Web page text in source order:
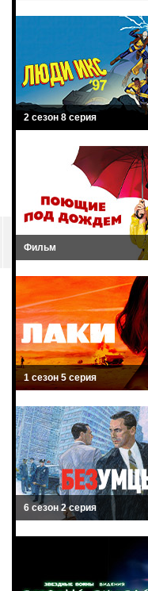
2 сезон 8 серия
Фильм
1 сезон 5 серия
6 сезон 2 серия